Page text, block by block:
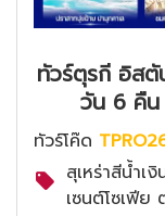
ทัวร์ตุรกี อิสตั
วัน 6 คืน
ทัวร์โค๊ด
สุเหร่าสีน้ำเ
เซนต์โซเฟีย